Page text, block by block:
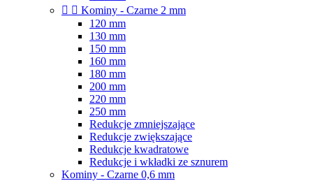
  Kominy - Czarne 2 mm
120 mm
130 mm
150 mm
160 mm
180 mm
200 mm
220 mm
250 mm
Redukcje zmniejszające
Redukcje zwiększające
Redukcje kwadratowe
Redukcje i wkładki ze sznurem
Kominy - Czarne 0,6 mm